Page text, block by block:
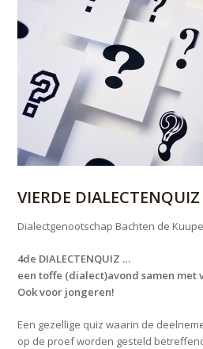
VIERDE DIALECTENQUIZ
Dialectgenootschap Bachten de
4de DIALECTENQUIZ …
een toffe (dialect)avond samen
Ook voor jongeren!
Een gezellige quiz waarin de
op de proef worden gesteld